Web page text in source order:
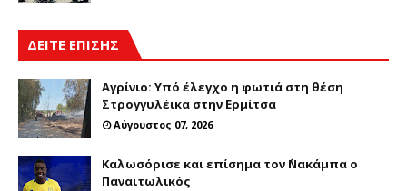
ΔΕΙΤΕ ΕΠΙΣΗΣ
Αγρίνιο: Υπό έλεγχο η φωτιά στη θέση
Στρογγυλέικα στην Ερμίτσα
Αύγουστος 07, 2026
Καλωσόρισε και επίσημα τον ΄Νακάμπα ο
Παναιτωλικός